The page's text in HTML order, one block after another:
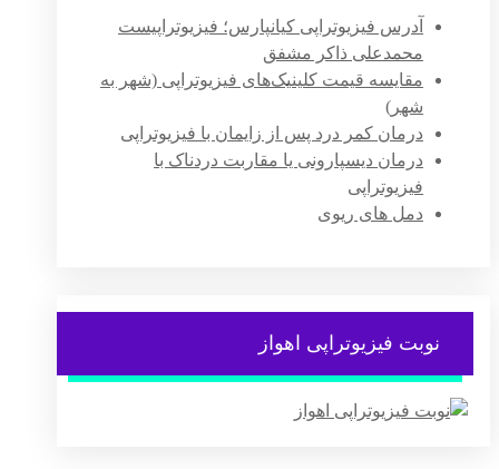
آدرس فیزیوتراپی کیانپارس؛ فیزیوتراپیست
محمدعلی ذاکر مشفق
مقایسه قیمت کلینیک‌های فیزیوتراپی (شهر به
شهر)
درمان کمر درد پس از زایمان با فیزیوتراپی
درمان دیسپارونی یا مقاربت دردناک با
فیزیوتراپی
دمل های ریوی
نوبت فیزیوتراپی اهواز